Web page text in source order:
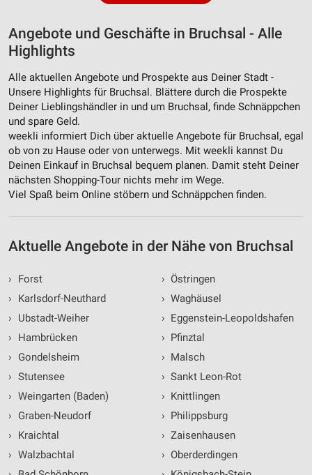
Angebote und Geschäfte in Bruchsal - Alle
Highlights
Alle aktuellen Angebote und Prospekte aus Deiner Stadt -
Unsere Highlights für Bruchsal. Blättere durch die Prospekte
Deiner Lieblingshändler in und um Bruchsal, finde Schnäppchen
und spare Geld.
weekli informiert Dich über aktuelle Angebote für Bruchsal, egal
ob von zu Hause oder von unterwegs. Mit weekli kannst Du
Deinen Einkauf in Bruchsal bequem planen. Damit steht Deiner
nächsten Shopping-Tour nichts mehr im Wege.
Viel Spaß beim Online stöbern und Schnäppchen finden.
Aktuelle Angebote in der Nähe von Bruchsal
›
Forst
›
Karlsdorf-Neuthard
›
Ubstadt-Weiher
›
Hambrücken
›
Gondelsheim
› Stutensee
› Weingarten (Baden)
›
Graben-Neudorf
›
Kraichtal
› Walzbachtal
› Östringen
› Waghäusel
› Eggenstein-Leopoldshafen
› Pfinztal
› Malsch
› Sankt Leon-Rot
› Knittlingen
› Philippsburg
› Zaisenhausen
› Oberderdingen